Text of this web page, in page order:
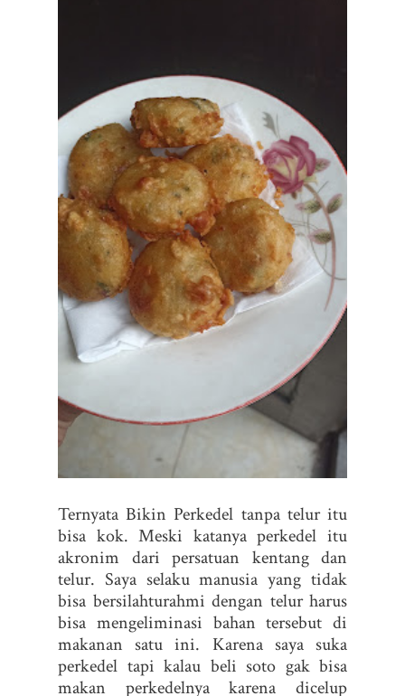
Ternyata Bikin Perkedel tanpa telur itu
bisa kok. Meski katanya perkedel itu
akronim dari persatuan kentang dan
telur. Saya selaku manusia yang tidak
bisa bersilahturahmi dengan telur harus
bisa mengeliminasi bahan tersebut di
makanan satu ini. Karena saya suka
perkedel tapi kalau beli soto gak bisa
makan perkedelnya karena dicelup